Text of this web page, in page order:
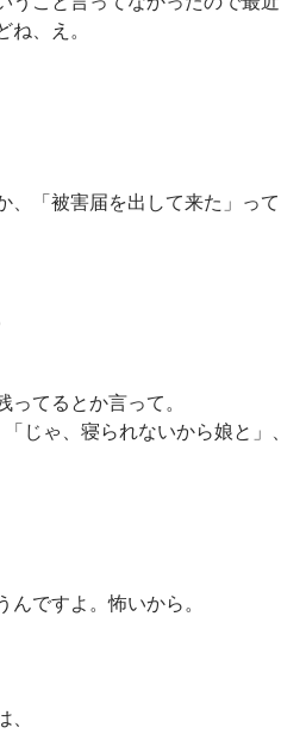
、え。
、「被害届を出して来た」って
ってるとか言って。
じゃ、寝られないから娘と」、
んですよ。怖いから。